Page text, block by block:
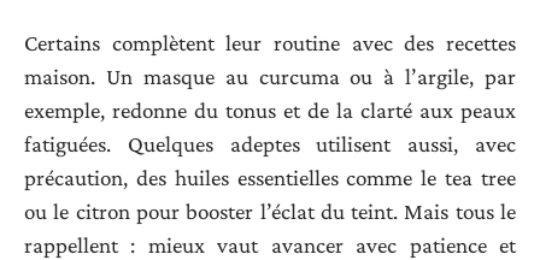
Certains complètent leur routine avec des recettes
maison. Un masque au curcuma ou à l’argile, par
exemple, redonne du tonus et de la clarté aux peaux
fatiguées. Quelques adeptes utilisent aussi, avec
précaution, des huiles essentielles comme le tea tree
ou le citron pour booster l’éclat du teint. Mais tous le
rappellent : mieux vaut avancer avec patience et